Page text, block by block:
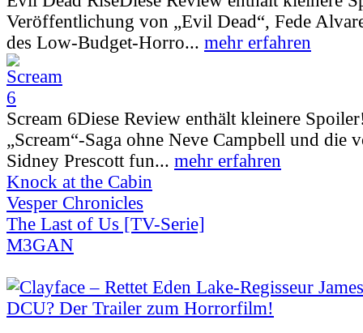
Veröffentlichung von „Evil Dead“, Fede
des Low-Budget-Horro... mehr erfahren
Scream 6Diese Review enthält kleinere
„Scream“-Saga ohne Neve Campbell und die
Sidney Prescott fun... mehr erfahren
Knock at the Cabin
Vesper Chronicles
The Last of Us [TV-Serie]
M3GAN